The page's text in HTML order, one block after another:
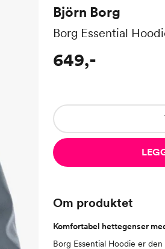
Björn Borg
Borg Essential
649,-
Om produktet
Komfortabel hettegenser
Borg Essential Hoodie er